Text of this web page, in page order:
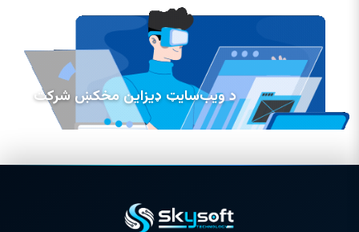
د ویب‌سایټ ډیزاین مخکښ شرکت